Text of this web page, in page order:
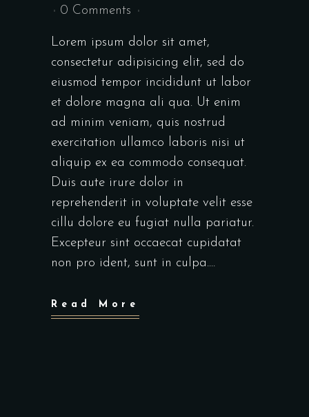
0 Comments
Lorem ipsum dolor sit amet,
consectetur adipisicing elit, sed do
eiusmod tempor incididunt ut labor
et dolore magna ali qua. Ut enim
ad minim veniam, quis nostrud
exercitation ullamco laboris nisi ut
aliquip ex ea commodo consequat.
Duis aute irure dolor in
reprehenderit in voluptate velit esse
cillu dolore eu fugiat nulla pariatur.
Excepteur sint occaecat cupidatat
non pro ident, sunt in culpa....
Read More